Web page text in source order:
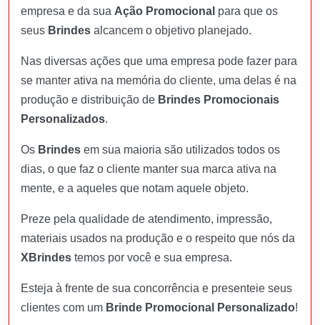
empresa e da sua Ação Promocional para que os
seus Brindes alcancem o objetivo planejado.
Nas diversas ações que uma empresa pode fazer para
se manter ativa na memória do cliente, uma delas é na
produção e distribuição de Brindes Promocionais
Personalizados.
Os Brindes em sua maioria são utilizados todos os
dias, o que faz o cliente manter sua marca ativa na
mente, e a aqueles que notam aquele objeto.
Preze pela qualidade de atendimento, impressão,
materiais usados na produção e o respeito que nós da
XBrindes temos por você e sua empresa.
Esteja à frente de sua concorrência e presenteie seus
clientes com um Brinde Promocional Personalizado!